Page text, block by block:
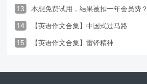
13 本想免费试用，结果被扣一年会员费？
14 【英语作文合集】中国式过马路
15 【英语作文合集】雷锋精神